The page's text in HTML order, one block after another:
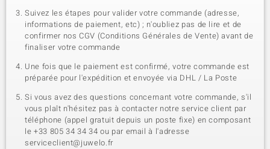
Suivez les étapes pour valider votre commande (adresse,
informations de paiement, etc) ; n'oubliez pas de lire et de
confirmer nos CGV (Conditions Générales de Vente) avant de
finaliser votre commande
Une fois que le paiement est confirmé, votre commande est
préparée pour l'expédition et envoyée via DHL / La Poste
Si vous avez des questions concernant votre commande, s'il
vous plaît n'hésitez pas à contacter notre service client par
téléphone (appel gratuit depuis un poste fixe) en composant
le +33 805 34 34 34 ou par email à l'adresse
serviceclient@juwelo.fr